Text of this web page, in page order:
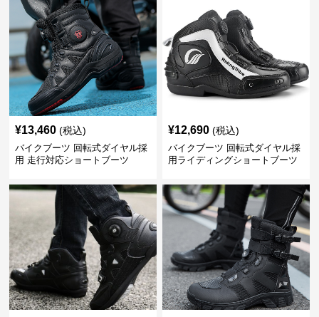
¥13,460 (税込)
バイクブーツ 回転式ダイヤル採
用 走行対応ショートブーツ
¥12,690 (税込)
バイクブーツ 回転式ダイヤル採
用ライディングショートブーツ